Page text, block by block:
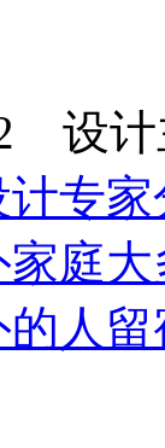
设
计专
庭
的人